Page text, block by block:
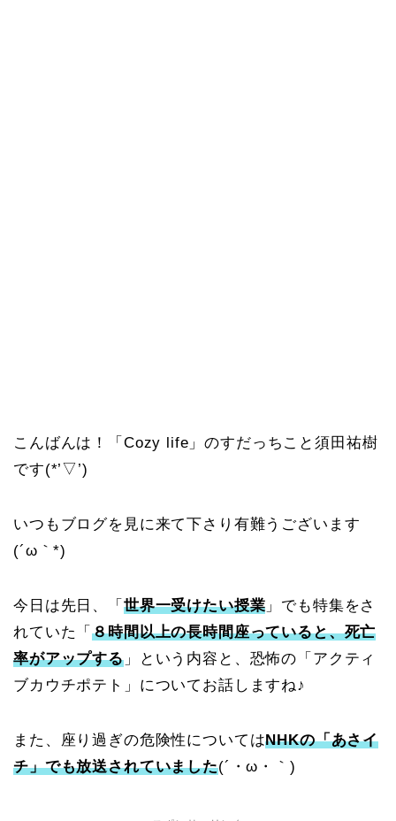
こんばんは！「Cozy life」のすだっちこと須田祐樹
です(*’▽’)
いつもブログを見に来て下さり有難うございます
(´ω｀*)
今日は先日、「 世界一受けたい授業 」でも特集をさ
れていた「８時間以上の長時間座っていると、死亡
率がアップする」という内容と、恐怖の「アクティ
ブカウチポテト」についてお話しますね♪
また、座り過ぎの危険性についてはNHKの「あさイ
チ」でも放送されていました(´・ω・｀)